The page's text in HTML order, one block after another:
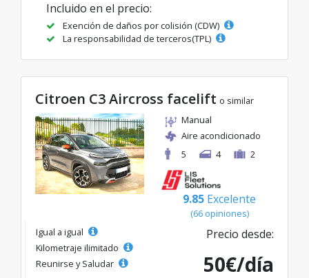
Incluido en el precio:
Exención de daños por colisión (CDW)
La responsabilidad de terceros(TPL)
Citroen C3 Aircross facelift o similar
Manual
Aire acondicionado
5
4 2
9.85 Excelente
(66 opiniones)
Igual a igual
Kilometraje ilimitado
Reunirse y Saludar
Precio desde:
50€/día